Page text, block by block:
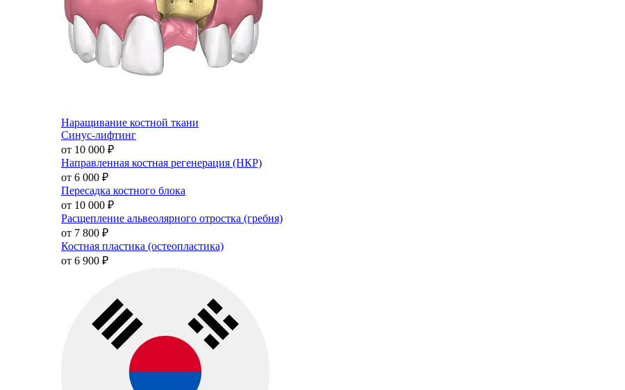
Наращивание костной ткани
Синус-лифтинг
от 10 000 ₽
Направленная костная регенерация (НКР)
от 6 000 ₽
Пересадка костного блока
от 10 000 ₽
Расщепление альвеолярного отростка (гребня)
от 7 800 ₽
Костная пластика (остеопластика)
от 6 900 ₽